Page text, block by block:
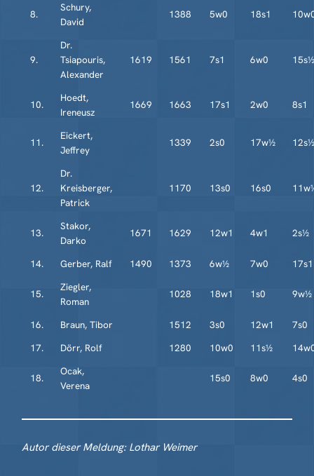
8.
Schury,
David
1388 5w0 18s1
9.
Dr.
Tsiapouris,
Alexander
1619 1561 7s1 6w0 15s½
10.
Hoedt,
Ireneusz
1669 1663 17s1 2w0 8s1
11.
Eickert,
Jeffrey
1339 2s0 17w½ 12s½
12.
Dr.
Kreisberger,
Patrick
1170 13s0 16s0
13.
Stakor,
Darko
1671 1629 12w1 4w1 2s½
14. Gerber, Ralf 1490 1373 6w½ 7w0 17s1
15.
Ziegler,
Roman
1028 18w1 1s0 9w½
16. Braun, Tibor 1512 3s0 12w1
7s0
17.
Dörr, Rolf 1280 10w0 11s½
18.
Ocak,
Verena
15s0 8w0 4s0
Autor dieser Meldung: Lothar Weimer